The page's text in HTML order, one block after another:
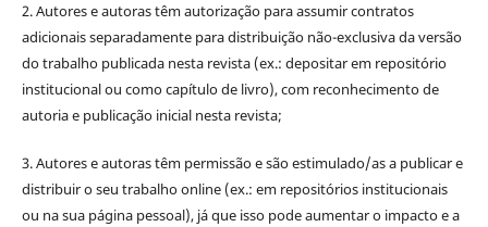
2. Autores e autoras têm autorização para assumir contratos
adicionais separadamente para distribuição não-exclusiva da versão
do trabalho publicada nesta revista (ex.: depositar em repositório
institucional ou como capítulo de livro), com reconhecimento de
autoria e publicação inicial nesta revista;
3. Autores e autoras têm permissão e são estimulado/as a publicar e
distribuir o seu trabalho online (ex.: em repositórios institucionais
ou na sua página pessoal), já que isso pode aumentar o impacto e a